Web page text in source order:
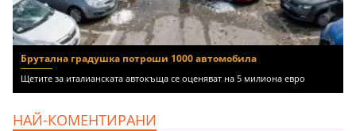
Брутална градушка потроши 1000 автомобила
Щетите за италианската автокъща се оценяват на 5 милиона евро
НАЙ-КОМЕНТИРАНИ